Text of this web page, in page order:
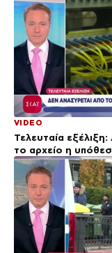
VIDEO
Τελευταία
το αρχείο η